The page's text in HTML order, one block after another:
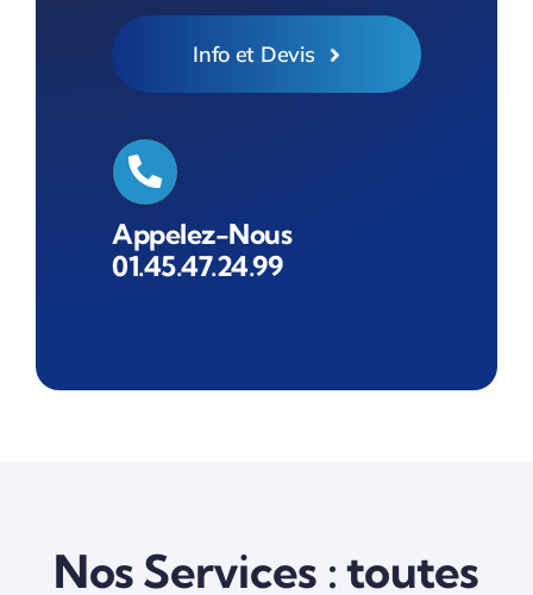
Info et Devis
Appelez-Nous
01.45.47.24.99
Nos Services : toutes